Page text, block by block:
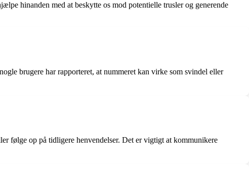
hinanden med at beskytte os mod potentielle trusler og generende
brugere har rapporteret, at nummeret kan virke som svindel eller
følge op på tidligere henvendelser. Det er vigtigt at kommunikere